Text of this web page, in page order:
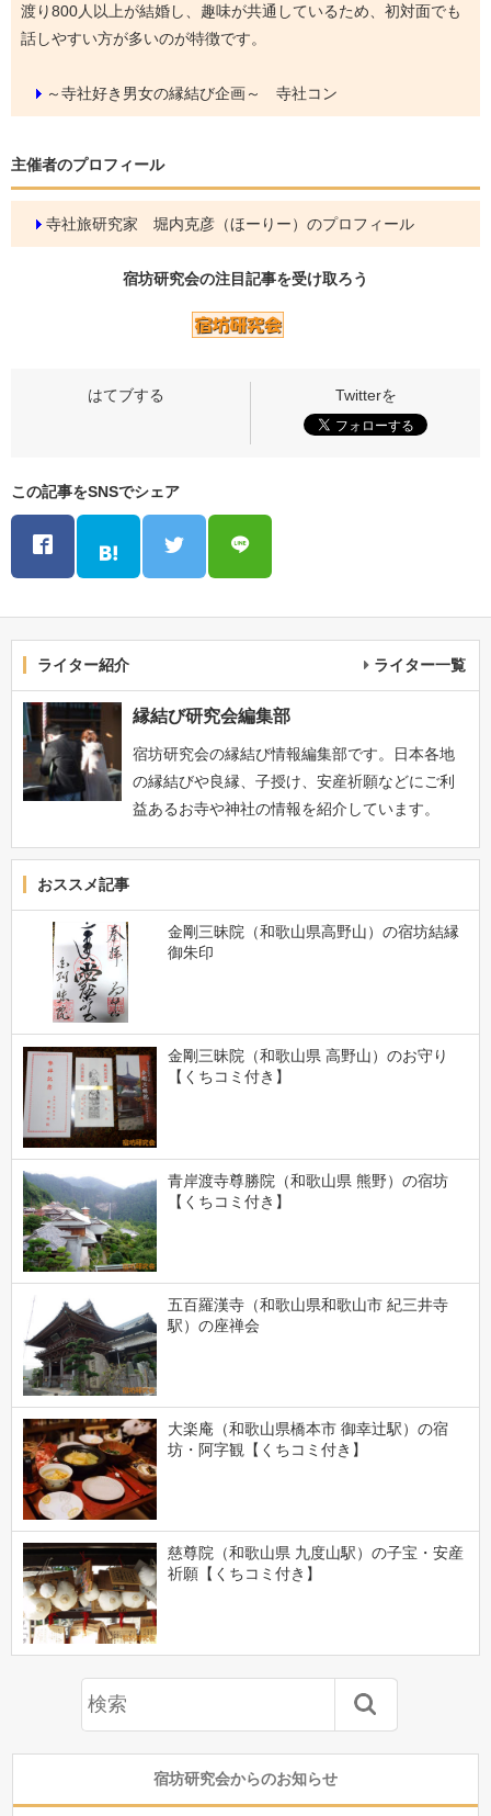
渡り800人以上が結婚し、趣味が共通しているため、初対面でも
話しやすい方が多いのが特徴です。
～寺社好き男女の縁結び企画～ 寺社コン
主催者のプロフィール
寺社旅研究家 堀内克彦（ほーりー）のプロフィール
宿坊研究会の注目記事を受け取ろう
この記事をSNSでシェア
ライター紹介 ライター一覧
縁結び研究会編集部
宿坊研究会の縁結び情報編集部です。日本各地
の縁結びや良縁、子授け、安産祈願などにご利
益あるお寺や神社の情報を紹介しています。
おススメ記事
金剛三昧院（和歌山県高野山）の宿坊結縁
御朱印
金剛三昧院（和歌山県 高野山）のお守り
【くちコミ付き】
青岸渡寺尊勝院（和歌山県 熊野）の宿坊
【くちコミ付き】
五百羅漢寺（和歌山県和歌山市 紀三井寺
駅）の座禅会
大楽庵（和歌山県橋本市 御幸辻駅）の宿
坊・阿字観【くちコミ付き】
慈尊院（和歌山県 九度山駅）の子宝・安産
祈願【くちコミ付き】
宿坊研究会からのお知らせ